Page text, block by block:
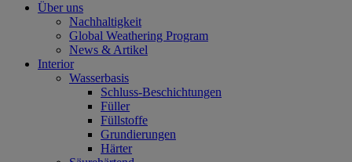
Über uns
Nachhaltigkeit
Global Weathering Program
News & Artikel
Interior
Wasserbasis
Schluss-Beschichtungen
Füller
Füllstoffe
Grundierungen
Härter